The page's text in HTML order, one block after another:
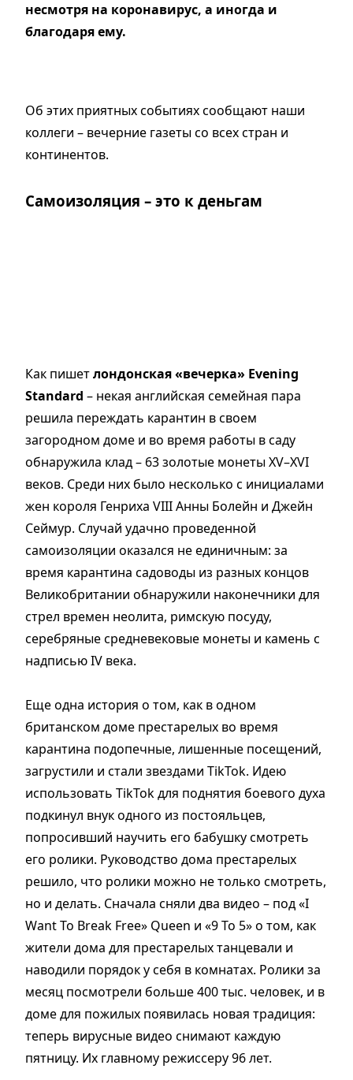
несмотря на коронавирус, а иногда и
благодаря ему.
Об этих приятных событиях сообщают наши
коллеги – вечерние газеты со всех стран и
континентов.
Самоизоляция – это к деньгам
Как пишетлондонская «вечерка» Evening
Standard – некая английская семейная пара
решила переждать карантин в своем
загородном доме и во время работы в саду
обнаружила клад – 63 золотые монеты XV–XVI
веков. Среди них было несколько с инициалами
жен короля Генриха VIII Анны Болейн и Джейн
Сеймур. Случай удачно проведенной
самоизоляции оказался не единичным: за
время карантина садоводы из разных концов
Великобритании обнаружили наконечники для
стрел времен неолита, римскую посуду,
серебряные средневековые монеты и камень с
надписью IV века.
Еще одна история о том, как в одном
британском доме престарелых во время
карантина подопечные, лишенные посещений,
загрустили и стали звездами TikTok. Идею
использовать TikTok для поднятия боевого духа
подкинул внук одного из постояльцев,
попросивший научить его бабушку смотреть
его ролики. Руководство дома престарелых
решило, что ролики можно не только смотреть,
но и делать. Сначала сняли два видео – под «I
Want To Break Free» Queen и «9 To 5» о том, как
жители дома для престарелых танцевали и
наводили порядок у себя в комнатах. Ролики за
месяц посмотрели больше 400 тыс. человек, и в
доме для пожилых появилась новая традиция:
теперь вирусные видео снимают каждую
пятницу. Их главному режиссеру 96 лет.